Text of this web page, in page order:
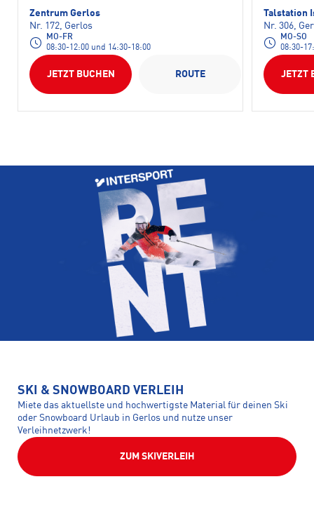
Zentrum Gerlos
Nr. 172, Gerlos
MO-FR
08:30-12:00 und 14:30-18:00
JETZT BUCHEN ROUTE
Talstation
Nr. 306,
MO-SO
08:30-
JETZT
SKI & SNOWBOARD VERLEIH
Miete das aktuellste und hochwertigste Material für deinen Ski
oder Snowboard Urlaub in Gerlos und nutze unser
Verleihnetzwerk!
ZUM SKIVERLEIH